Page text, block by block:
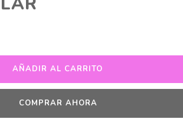
AÑADIR AL CARRITO
COMPRAR AHORA